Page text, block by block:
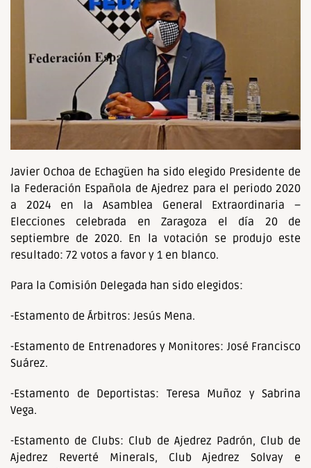
Javier Ochoa de Echagüen ha sido elegido Presidente de
la Federación Española de Ajedrez para el periodo 2020
a 2024 en la Asamblea General Extraordinaria –
Elecciones celebrada en Zaragoza el día 20 de
septiembre de 2020. En la votación se produjo este
resultado: 72 votos a favor y 1 en blanco.
Para la Comisión Delegada han sido elegidos:
-Estamento de Árbitros: Jesús Mena.
-Estamento de Entrenadores y Monitores: José Francisco
Suárez.
-Estamento de Deportistas: Teresa Muñoz y Sabrina
Vega.
-Estamento de Clubs: Club de Ajedrez Padrón, Club de
Ajedrez Reverté Minerals, Club Ajedrez Solvay e